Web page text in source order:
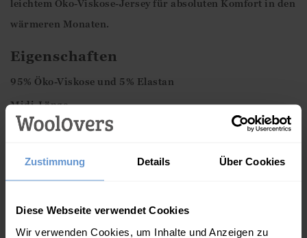
Zustimmung Details Über Cookies
Diese Webseite verwendet Cookies
Wir verwenden Cookies, um Inhalte und Anzeigen zu
leichtem Öko-Viskose-Jersey für absoluten Komfort in den
wärmeren Monaten.
Eigenschaften
95% Öko-Viskose und 5% Elastan
Midi-Länge
Normale Passform - probieren Sie Ihre gewöhnliche Größe
Diese Artikel könnten Ihnen auch